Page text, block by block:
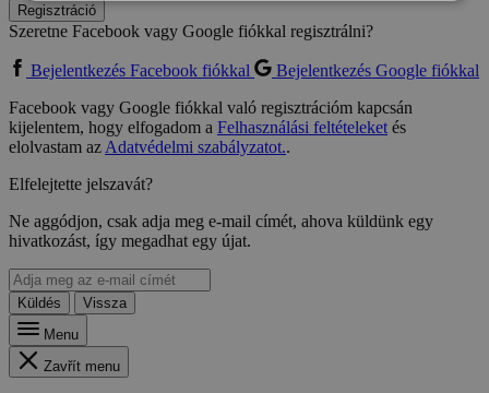
Regisztráció
Szeretne Facebook vagy Google fiókkal regisztrálni?
Bejelentkezés Facebook fiókkal
Bejelentkezés Google fiókkal
Facebook vagy Google fiókkal való regisztrációm kapcsán
kijelentem, hogy elfogadom a Felhasználási feltételeketés
elolvastam azAdatvédelmi szabályzatot..
Elfelejtette jelszavát?
Ne aggódjon, csak adja meg e-mail címét, ahova küldünk egy
hivatkozást, így megadhat egy újat.
Küldés
Vissza
Menu
Zavřít menu